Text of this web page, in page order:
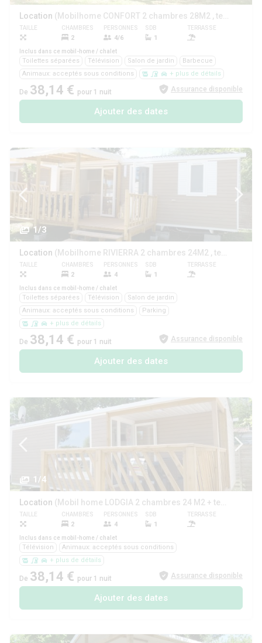
Location (Mobilhome CONFORT 2 chambres 28M2 , terrasse couverte)
TAILLE CHAMBRES
2
PERSONNES
4/6
SDB
1
TERRASSE
Inclus dans ce mobil-home / chalet
Toilettes séparées Télévision Salon de jardin
Barbecue
Animaux: acceptés sous conditions
+ plus de détails
De 38,14 € pour 1 nuit Assurance disponible
Ajouter des dates
1/3
Location (Mobilhome RIVIERRA 2 chambres 24M2 , terrasse couverte)
TAILLE CHAMBRES
2
PERSONNES
4
SDB
1
TERRASSE
Inclus dans ce mobil-home / chalet
Toilettes séparées Télévision
Salon de jardin
Animaux: acceptés sous conditions
Parking
+ plus de détails
De 38,14 € pour 1 nuit Assurance disponible
Ajouter des dates
1/4
Location (Mobil home LODGIA 2 chambres 24 M2 + terrasse couverte)
TAILLE CHAMBRES
2
PERSONNES
4
SDB
1
TERRASSE
Inclus dans ce mobil-home / chalet
Télévision
Animaux: acceptés sous conditions
+ plus de détails
De 38,14 € pour 1 nuit Assurance disponible
Ajouter des dates